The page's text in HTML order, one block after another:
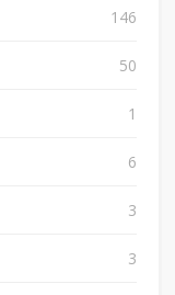
146
50
1
6
3
3